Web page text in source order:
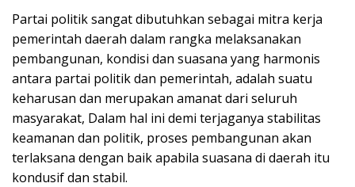
Partai politik sangat dibutuhkan sebagai mitra kerja
pemerintah daerah dalam rangka melaksanakan
pembangunan, kondisi dan suasana yang harmonis
antara partai politik dan pemerintah, adalah suatu
keharusan dan merupakan amanat dari seluruh
masyarakat, Dalam hal ini demi terjaganya stabilitas
keamanan dan politik, proses pembangunan akan
terlaksana dengan baik apabila suasana di daerah itu
kondusif dan stabil.